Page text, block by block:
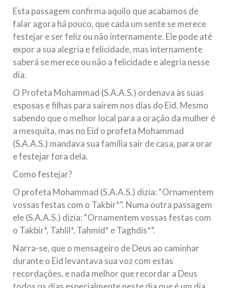
Esta passagem confirma aquilo que acabamos de
falar agora há pouco, que cada um sente se merece
festejar e ser feliz ou não internamente. Ele pode até
expor a sua alegria e felicidade, mas internamente
saberá se merece ou não a felicidade e alegria nesse
dia.
O Profeta Mohammad (S.A.A.S.) ordenava às suas
esposas e filhas para saírem nos dias do Eid. Mesmo
sabendo que o melhor local para a oração da mulher é
a mesquita, mas no Eid o profeta Mohammad
(S.A.A.S.) mandava sua família sair de casa, para orar
e festejar fora dela.
Como festejar?
O profeta Mohammad (S.A.A.S.) dizia: “Ornamentem
vossas festas com o Takbir*”. Numa outra passagem
ele (S.A.A.S.) dizia: “Ornamentem vossas festas com
o Takbir*, Tahlil*, Tahmid* e Taghdis*”.
Narra-se, que o mensageiro de Deus ao caminhar
durante o Eid levantava sua voz com estas
recordações, e nada melhor que recordar a Deus